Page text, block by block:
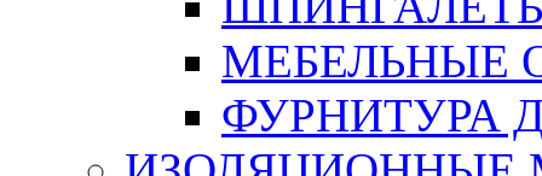
МЕБЕЛЬНЫЕ
ФУРНИТУРА